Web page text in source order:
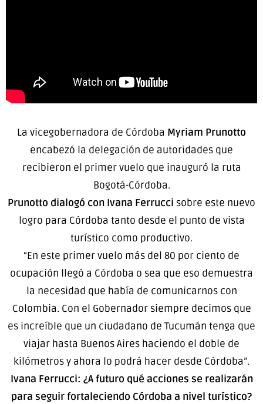
La vicegobernadora de Córdoba Myriam Prunotto
encabezó la delegación de autoridades que
recibieron el primer vuelo que inauguró la ruta
Bogotá-Córdoba.
Prunotto dialogó con Ivana Ferrucci sobre este nuevo
logro para Córdoba tanto desde el punto de vista
turístico como productivo.
“En este primer vuelo más del 80 por ciento de
ocupación llegó a Córdoba o sea que eso demuestra
la necesidad que había de comunicarnos con
Colombia. Con el Gobernador siempre decimos que
es increíble que un ciudadano de Tucumán tenga que
viajar hasta Buenos Aires haciendo el doble de
kilómetros y ahora lo podrá hacer desde Córdoba”.
Ivana Ferrucci: ¿A futuro qué acciones se realizarán
para seguir fortaleciendo Córdoba a nivel turístico?